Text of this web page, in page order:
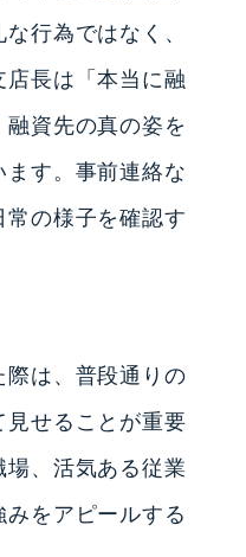
行為ではなく、
長は「本当に融
資先の真の姿を
す。事前連絡な
常の様子を確認す
際は、普段通りの
見せることが重要
、活気ある従業
みをアピールする